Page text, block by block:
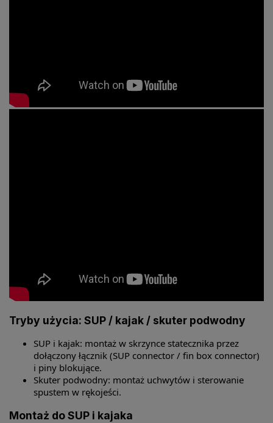
Tryby użycia: SUP / kajak / skuter podwodny
SUP i kajak: montaż w skrzynce statecznika przez
dołączony łącznik (SUP connector / fin box connector)
i piny blokujące.
Skuter podwodny: montaż uchwytów i sterowanie
spustem w rękojeści.
Montaż do SUP i kajaka